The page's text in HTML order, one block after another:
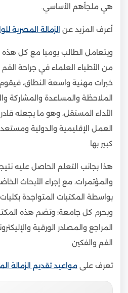
هي ملجأهم الأساسي.
أعرف المزيد عن الزمالة المصرية
ويتعامل الطالب يوميا مع كل هذه
من الأطباء العلماء في جراحة
خبرات مهنية واسعة النطاق،
الملاحظة والمساعدة والمشاركة
الأداء المستقل، وهو ما يجعله
العمل الإقليمية والدولية
كبير بها.
هذا بجانب التعلم الحاصل عليه
والمؤتمرات، مع إجراء الأبحاث
بواسطة المكتبات المتواجدة
وبحرم كل جامعة؛ وتضم هذه
المراجع والمصادر الورقية
الفم والفكين.
تعرف على مواعيد تقديم الزمالة